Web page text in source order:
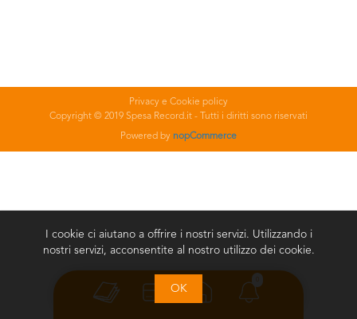
Privacy e Cookie policy
Copyright © 2019 Spesa Record.it - Tutti i diritti sono riservati
Powered by nopCommerce
I cookie ci aiutano a offrire i nostri servizi. Utilizzando i
nostri servizi, acconsentite al nostro utilizzo dei cookie.
OK